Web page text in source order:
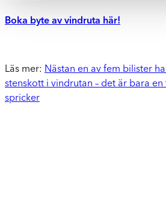
Boka byte av vindruta här!
Läs mer: Nästan en av fem bilister
stenskott i vindrutan – det är bara
spricker